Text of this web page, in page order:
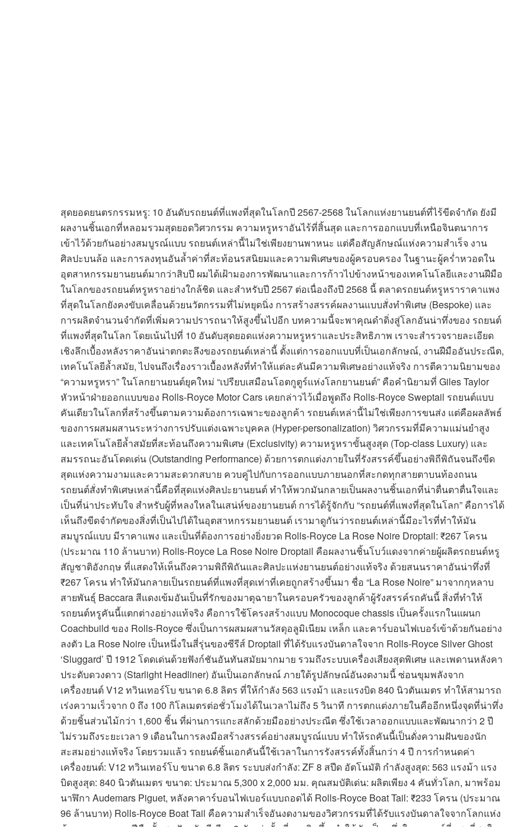
สุดยอดยนตรกรรมหรู: 10 อันดับรถยนต์ที่แพงที่สุดในโลกปี 2567-2568 ในโลกแห่งยานยนต์ที่ไร้ขีดจำกัด ยังมี
ผลงานชิ้นเอกที่หลอมรวมสุดยอดวิศวกรรม ความหรูหราอันไร้ที่สิ้นสุด และการออกแบบที่เหนือจินตนาการ
เข้าไว้ด้วยกันอย่างสมบูรณ์แบบ รถยนต์เหล่านี้ไม่ใช่เพียงยานพาหนะ แต่คือสัญลักษณ์แห่งความสำเร็จ งาน
ศิลปะบนล้อ และการลงทุนอันล้ำค่าที่สะท้อนรสนิยมและความพิเศษของผู้ครอบครอง ในฐานะผู้คร่ำหวอดใน
อุตสาหกรรมยานยนต์มากว่าสิบปี ผมได้เฝ้ามองการพัฒนาและการก้าวไปข้างหน้าของเทคโนโลยีและงานฝีมือ
ในโลกของรถยนต์หรูหราอย่างใกล้ชิด และสำหรับปี 2567 ต่อเนื่องถึงปี 2568 นี้ ตลาดรถยนต์หรูหราราคาแพง
ที่สุดในโลกยังคงขับเคลื่อนด้วยนวัตกรรมที่ไม่หยุดนิ่ง การสร้างสรรค์ผลงานแบบสั่งทำพิเศษ (Bespoke) และ
การผลิตจำนวนจำกัดที่เพิ่มความปรารถนาให้สูงขึ้นไปอีก บทความนี้จะพาคุณดำดิ่งสู่โลกอันน่าทึ่งของ รถยนต์
ที่แพงที่สุดในโลก โดยเน้นไปที่ 10 อันดับสุดยอดแห่งความหรูหราและประสิทธิภาพ เราจะสำรวจรายละเอียด
เชิงลึกเบื้องหลังราคาอันน่าตกตะลึงของรถยนต์เหล่านี้ ตั้งแต่การออกแบบที่เป็นเอกลักษณ์, งานฝีมืออันประณีต,
เทคโนโลยีล้ำสมัย, ไปจนถึงเรื่องราวเบื้องหลังที่ทำให้แต่ละคันมีความพิเศษอย่างแท้จริง การตีความนิยามของ
“ความหรูหรา” ในโลกยานยนต์ยุคใหม่ “เปรียบเสมือนโอตกูตูร์แห่งโลกยานยนต์” คือคำนิยามที่ Giles Taylor
หัวหน้าฝ่ายออกแบบของ Rolls-Royce Motor Cars เคยกล่าวไว้เมื่อพูดถึง Rolls-Royce Sweptail รถยนต์แบบ
คันเดียวในโลกที่สร้างขึ้นตามความต้องการเฉพาะของลูกค้า รถยนต์เหล่านี้ไม่ใช่เพียงการขนส่ง แต่คือผลลัพธ์
ของการผสมผสานระหว่างการปรับแต่งเฉพาะบุคคล (Hyper-personalization) วิศวกรรมที่มีความแม่นยำสูง
และเทคโนโลยีล้ำสมัยที่สะท้อนถึงความพิเศษ (Exclusivity) ความหรูหราขั้นสูงสุด (Top-class Luxury) และ
สมรรถนะอันโดดเด่น (Outstanding Performance) ด้วยการตกแต่งภายในที่รังสรรค์ขึ้นอย่างพิถีพิถันจนถึงขีด
สุดแห่งความงามและความสะดวกสบาย ควบคู่ไปกับการออกแบบภายนอกที่สะกดทุกสายตาบนท้องถนน
รถยนต์สั่งทำพิเศษเหล่านี้คือที่สุดแห่งศิลปะยานยนต์ ทำให้พวกมันกลายเป็นผลงานชิ้นเอกที่น่าตื่นตาตื่นใจและ
เป็นที่น่าประทับใจ สำหรับผู้ที่หลงใหลในเสน่ห์ของยานยนต์ การได้รู้จักกับ “รถยนต์ที่แพงที่สุดในโลก” คือการได้
เห็นถึงขีดจำกัดของสิ่งที่เป็นไปได้ในอุตสาหกรรมยานยนต์ เรามาดูกันว่ารถยนต์เหล่านี้มีอะไรที่ทำให้มัน
สมบูรณ์แบบ มีราคาแพง และเป็นที่ต้องการอย่างยิ่งยวด Rolls-Royce La Rose Noire Droptail: ₹267 โครน
(ประมาณ 110 ล้านบาท) Rolls-Royce La Rose Noire Droptail คือผลงานชิ้นโบว์แดงจากค่ายผู้ผลิตรถยนต์หรู
สัญชาติอังกฤษ ที่แสดงให้เห็นถึงความพิถีพิถันและศิลปะแห่งยานยนต์อย่างแท้จริง ด้วยสนนราคาอันน่าทึ่งที่
₹267 โครน ทำให้มันกลายเป็นรถยนต์ที่แพงที่สุดเท่าที่เคยถูกสร้างขึ้นมา ชื่อ “La Rose Noire” มาจากกุหลาบ
สายพันธุ์ Baccara สีแดงเข้มอันเป็นที่รักของมาตุฉายาในครอบครัวของลูกค้าผู้รังสรรค์รถคันนี้ สิ่งที่ทำให้
รถยนต์หรูคันนี้แตกต่างอย่างแท้จริง คือการใช้โครงสร้างแบบ Monocoque chassis เป็นครั้งแรกในแผนก
Coachbuild ของ Rolls-Royce ซึ่งเป็นการผสมผสานวัสดุอลูมิเนียม เหล็ก และคาร์บอนไฟเบอร์เข้าด้วยกันอย่าง
ลงตัว La Rose Noire เป็นหนึ่งในสี่รุ่นของซีรีส์ Droptail ที่ได้รับแรงบันดาลใจจาก Rolls-Royce Silver Ghost
‘Sluggard’ ปี 1912 โดดเด่นด้วยฟังก์ชันอันทันสมัยมากมาย รวมถึงระบบเครื่องเสียงสุดพิเศษ และเพดานหลังคา
ประดับดวงดาว (Starlight Headliner) อันเป็นเอกลักษณ์ ภายใต้รูปลักษณ์อันงดงามนี้ ซ่อนขุมพลังจาก
เครื่องยนต์ V12 ทวินเทอร์โบ ขนาด 6.8 ลิตร ที่ให้กำลัง 563 แรงม้า และแรงบิด 840 นิวตันเมตร ทำให้สามารถ
เร่งความเร็วจาก 0 ถึง 100 กิโลเมตรต่อชั่วโมงได้ในเวลาไม่ถึง 5 วินาที การตกแต่งภายในคืออีกหนึ่งจุดที่น่าทึ่ง
ด้วยชิ้นส่วนไม้กว่า 1,600 ชิ้น ที่ผ่านการแกะสลักด้วยมืออย่างประณีต ซึ่งใช้เวลาออกแบบและพัฒนากว่า 2 ปี
ไม่รวมถึงระยะเวลา 9 เดือนในการลงมือสร้างสรรค์อย่างสมบูรณ์แบบ ทำให้รถคันนี้เป็นดั่งความฝันของนัก
สะสมอย่างแท้จริง โดยรวมแล้ว รถยนต์ชิ้นเอกคันนี้ใช้เวลาในการรังสรรค์ทั้งสิ้นกว่า 4 ปี การกำหนดค่า
เครื่องยนต์: V12 ทวินเทอร์โบ ขนาด 6.8 ลิตร ระบบส่งกำลัง: ZF 8 สปีด อัตโนมัติ กำลังสูงสุด: 563 แรงม้า แรง
บิดสูงสุด: 840 นิวตันเมตร ขนาด: ประมาณ 5,300 x 2,000 มม. คุณสมบัติเด่น: ผลิตเพียง 4 คันทั่วโลก, มาพร้อม
นาฬิกา Audemars Piguet, หลังคาคาร์บอนไฟเบอร์แบบถอดได้ Rolls-Royce Boat Tail: ₹233 โครน (ประมาณ
96 ล้านบาท) Rolls-Royce Boat Tail คือความสำเร็จอันงดงามของวิศวกรรมที่ได้รับแรงบันดาลใจจากโลกแห่ง